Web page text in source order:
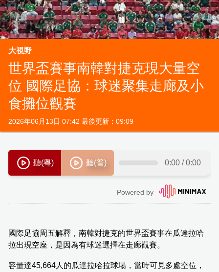
大視野
世界盃賽事南韓對捷克現大量空
位 國際足協：球迷聚集走廊及小
食攤位觀賽
2026年06月13日 07:42 最後更新：09:09
國際足協周五解釋，南韓對捷克的世界盃賽事在瓜達拉哈
拉出現空座，是因為有球迷選擇在走廊觀賽。
容量達45,664人的瓜達拉哈拉球場，當時可見多處空位，